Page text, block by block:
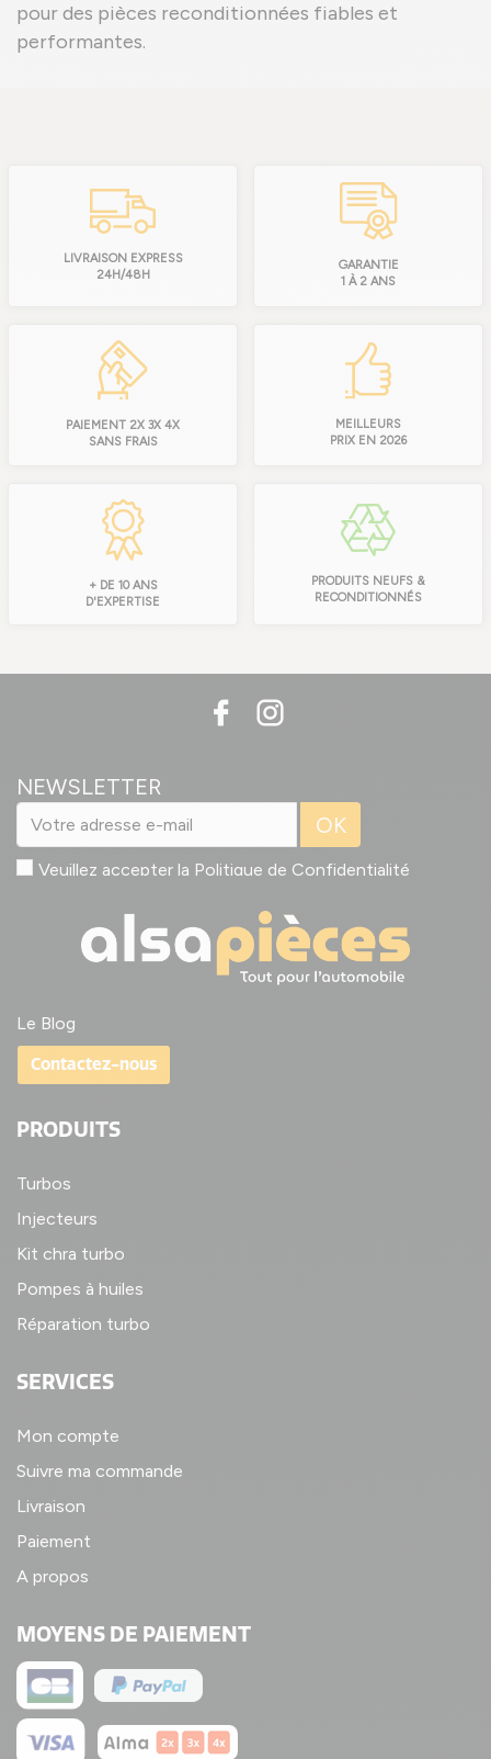
pour des pièces reconditionnées fiables et
performantes.
LIVRAISON EXPRESS
24H/48H
GARANTIE
1 À 2 ANS
PAIEMENT 2X 3X 4X
SANS FRAIS
MEILLEURS
PRIX EN 2026
+ DE 10 ANS
D'EXPERTISE
PRODUITS NEUFS &
RECONDITIONNÉS
NEWSLETTER
OK
Veuillez accepter la Politique de Confidentialité
Le Blog
Contactez-nous
PRODUITS
Turbos
Injecteurs
Kit chra turbo
Pompes à huiles
Réparation turbo
SERVICES
Mon compte
Suivre ma commande
Livraison
Paiement
A propos
MOYENS DE PAIEMENT